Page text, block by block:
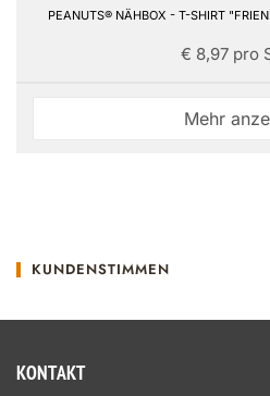
PEANUTS® NÄHBOX - T-SHIRT
€ 8,97 pro
Mehr
KUNDENSTIMMEN
KONTAKT